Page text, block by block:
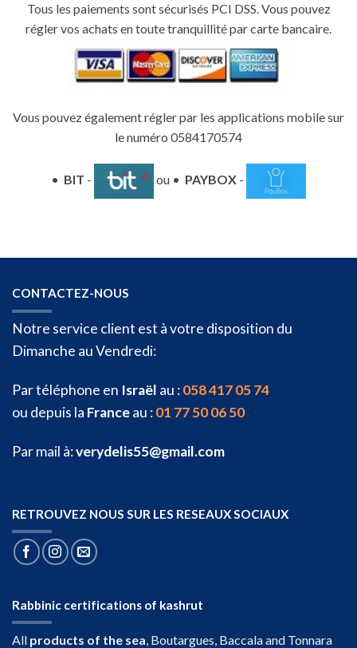
Tous les paiements sont sécurisés PCI DSS. Vous pouvez
régler vos achats en toute tranquillité par carte bancaire.
Vous pouvez également régler par les applications mobile sur
le numéro 0584170574
• BIT - ou • PAYBOX -
CONTACTEZ-NOUS
Notre service client est à votre disposition du
Dimanche au Vendredi:
Par téléphone en Israël au :058 417 05 74
ou depuis la Franceau :01 77 50 06 50
Par mail à:verydelis55@gmail.com
RETROUVEZ NOUS SUR LES RESEAUX SOCIAUX
Rabbinic certifications of kashrut
All products of the sea, Boutargues, Baccala and Tonnara